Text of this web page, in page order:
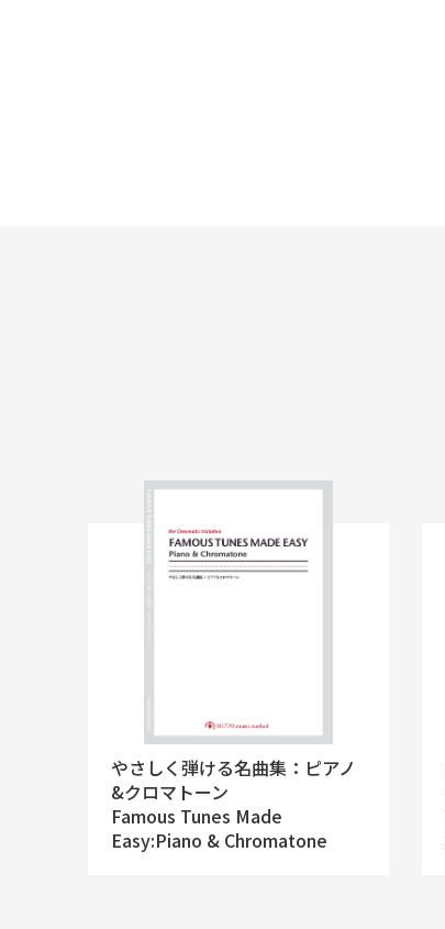
やさしく弾ける名曲集：ピアノ
&クロマトーン
Famous Tunes Made
Easy:Piano & Chromatone